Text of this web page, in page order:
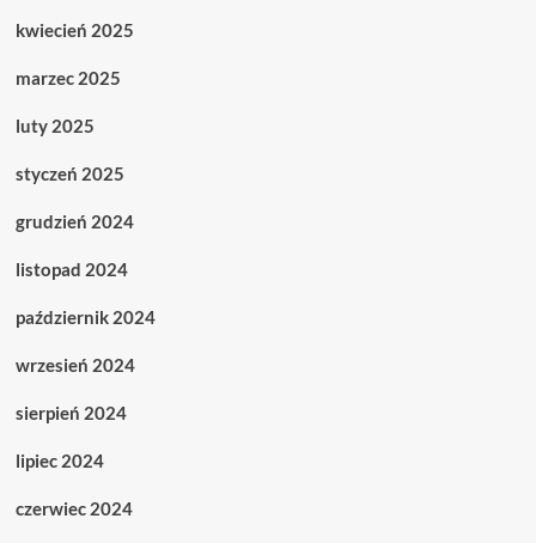
kwiecień 2025
marzec 2025
luty 2025
styczeń 2025
grudzień 2024
listopad 2024
październik 2024
wrzesień 2024
sierpień 2024
lipiec 2024
czerwiec 2024